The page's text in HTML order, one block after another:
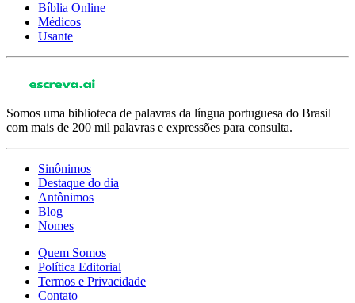
Bíblia Online
Médicos
Usante
Somos uma biblioteca de palavras da língua portuguesa do Brasil
com mais de 200 mil palavras e expressões para consulta.
Sinônimos
Destaque do dia
Antônimos
Blog
Nomes
Quem Somos
Política Editorial
Termos e Privacidade
Contato